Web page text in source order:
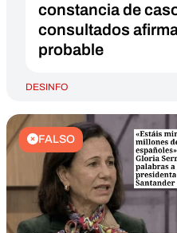
constancia de
consultados
probable
DESINFO
FALSO